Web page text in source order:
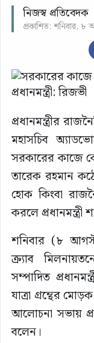
নিজস্ব প্রতিবেদক
প্রকাশিত: শনিবার,
প্রধানমন্ত্রীর
মহাসচিব
সরকারের কাজে
তারেক রহমান
হোক কিংবা
করলে প্রধানমন্ত্রী
শনিবার (৮
ক্র্যাব
সম্পাদিত
যাত্রা গ্রন্থের
আলোচনা সভায়
বলেন।